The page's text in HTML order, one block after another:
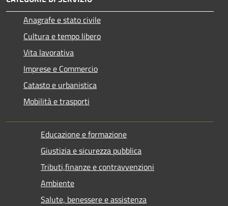
Anagrafe e stato civile
Cultura e tempo libero
Vita lavorativa
Imprese e Commercio
Catasto e urbanistica
Mobilità e trasporti
Educazione e formazione
Giustizia e sicurezza pubblica
Tributi,finanze e contravvenzioni
Ambiente
Salute, benessere e assistenza